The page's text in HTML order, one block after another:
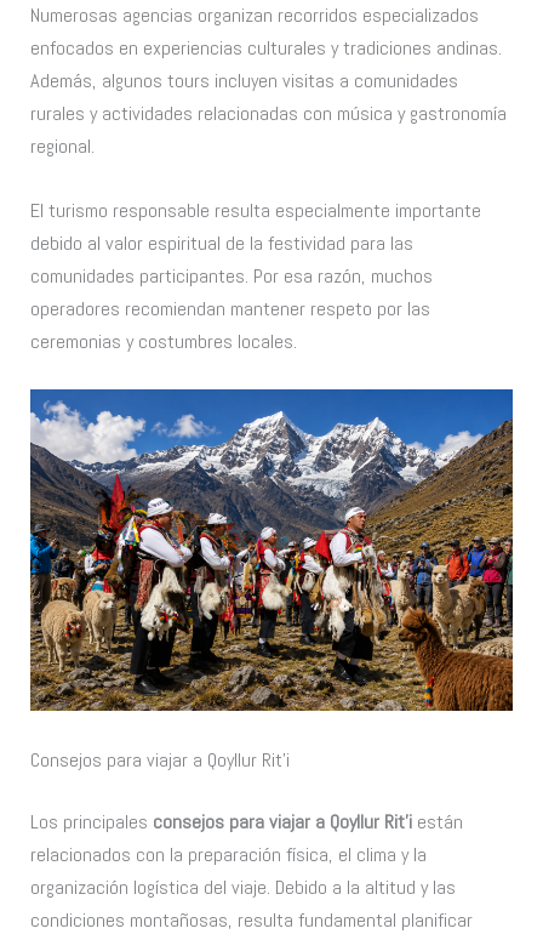
Numerosas agencias organizan recorridos especializados
enfocados en experiencias culturales y tradiciones andinas.
Además, algunos tours incluyen visitas a comunidades
rurales y actividades relacionadas con música y gastronomía
regional.
El turismo responsable resulta especialmente importante
debido al valor espiritual de la festividad para las
comunidades participantes. Por esa razón, muchos
operadores recomiendan mantener respeto por las
ceremonias y costumbres locales.
Consejos para viajar a Qoyllur Rit’i
Los principales consejos para viajar a Qoyllur Rit’i están
relacionados con la preparación física, el clima y la
organización logística del viaje. Debido a la altitud y las
condiciones montañosas, resulta fundamental planificar